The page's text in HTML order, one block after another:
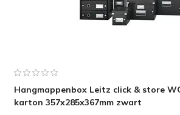
Hangmappenbox Leitz click & store
karton 357x285x367mm zwart